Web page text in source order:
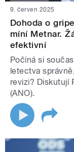
9. červen 2025
Dohoda o
míní Metnar.
efektivní
Počíná si
letectva
revizi? Diskutují
(ANO).